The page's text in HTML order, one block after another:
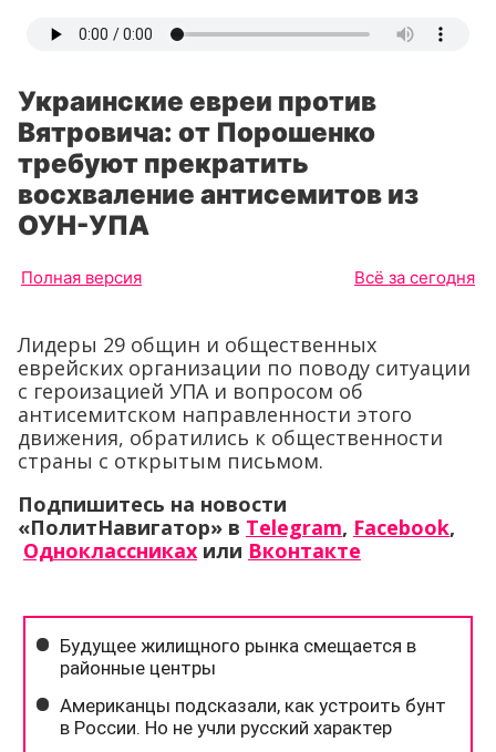
Украинские евреи против
Вятровича: от Порошенко
требуют прекратить
восхваление антисемитов из
ОУН-УПА
Полная версия Всё за сегодня
Лидеры 29 общин и общественных
еврейских организации по поводу ситуации
с героизацией УПА и вопросом об
антисемитском направленности этого
движения, обратились к общественности
страны с открытым письмом.
Подпишитесь на новости
«ПолитНавигатор» в Telegram, Facebook,
Одноклассниках или Вконтакте